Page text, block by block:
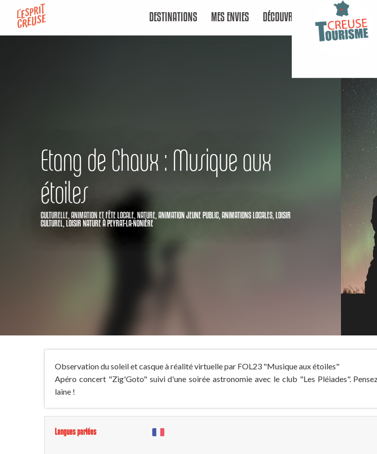
contenu
DESTINATIONS MES ENVIES DÉCOUVRIR
Etang de Chaux : Musique aux
étoiles
CULTURELLE, ANIMATION ET FÊTE LOCALE, NATURE, ANIMATION JEUNE PUBLIC, ANIMATIONS LOCALES, LOISIR
CULTUREL, LOISIR NATUREÀ PEYRAT-LA-NONIÈRE
Observation du soleil et casque à réalité virtuelle par FOL23 "Musique aux étoiles"
Apéro concert "Zig'Goto" suivi d'une soirée astronomie avec le club "Les Pléiades".
laine !
Langues parlées